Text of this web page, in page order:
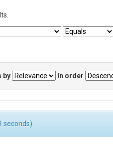
by In order
seconds).